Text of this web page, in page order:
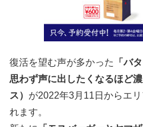
復活を望む声が多かった
「バ
思わず声に出したくなるほど
ス） が2022年3月11日からエ
れます。